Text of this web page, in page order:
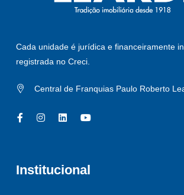
Cada unidade é jurídica e financeiramente
registrada no Creci.
Central de Franquias Paulo Roberto
Institucional